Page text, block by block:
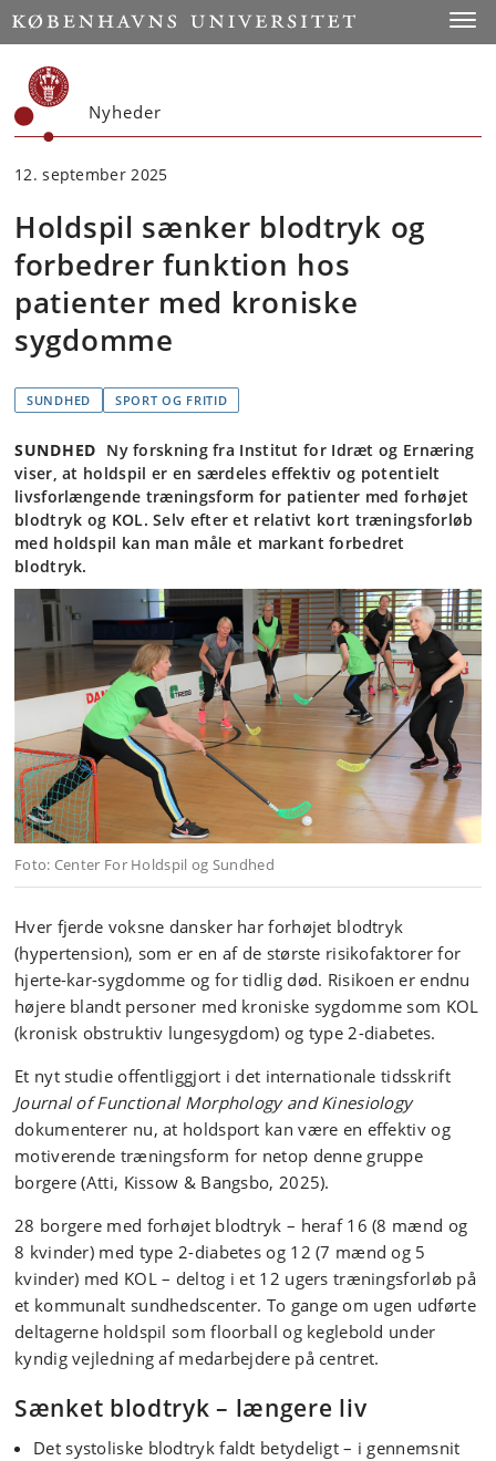
Start
Nyheder
12. september 2025
Holdspil sænker blodtryk og
forbedrer funktion hos
patienter med kroniske
sygdomme
SUNDHED SPORT OG FRITID
SUNDHED Ny forskning fra Institut for Idræt og Ernæring
viser, at holdspil er en særdeles effektiv og potentielt
livsforlængende træningsform for patienter med forhøjet
blodtryk og KOL. Selv efter et relativt kort træningsforløb
med holdspil kan man måle et markant forbedret
blodtryk.
Foto: Center For Holdspil og Sundhed
Hver fjerde voksne dansker har forhøjet blodtryk
(hypertension), som er en af de største risikofaktorer for
hjerte-kar-sygdomme og for tidlig død. Risikoen er endnu
højere blandt personer med kroniske sygdomme som KOL
(kronisk obstruktiv lungesygdom) og type 2-diabetes.
Et nyt studie offentliggjort i det internationale tidsskrift
Journal of Functional Morphology and Kinesiology
dokumenterer nu, at holdsport kan være en effektiv og
motiverende træningsform for netop denne gruppe
borgere (Atti, Kissow & Bangsbo, 2025).
28 borgere med forhøjet blodtryk – heraf 16 (8 mænd og
8 kvinder) med type 2-diabetes og 12 (7 mænd og 5
kvinder) med KOL – deltog i et 12 ugers træningsforløb på
et kommunalt sundhedscenter. To gange om ugen udførte
deltagerne holdspil som floorball og keglebold under
kyndig vejledning af medarbejdere på centret.
Sænket blodtryk – længere liv
Det systoliske blodtryk faldt betydeligt – i gennemsnit